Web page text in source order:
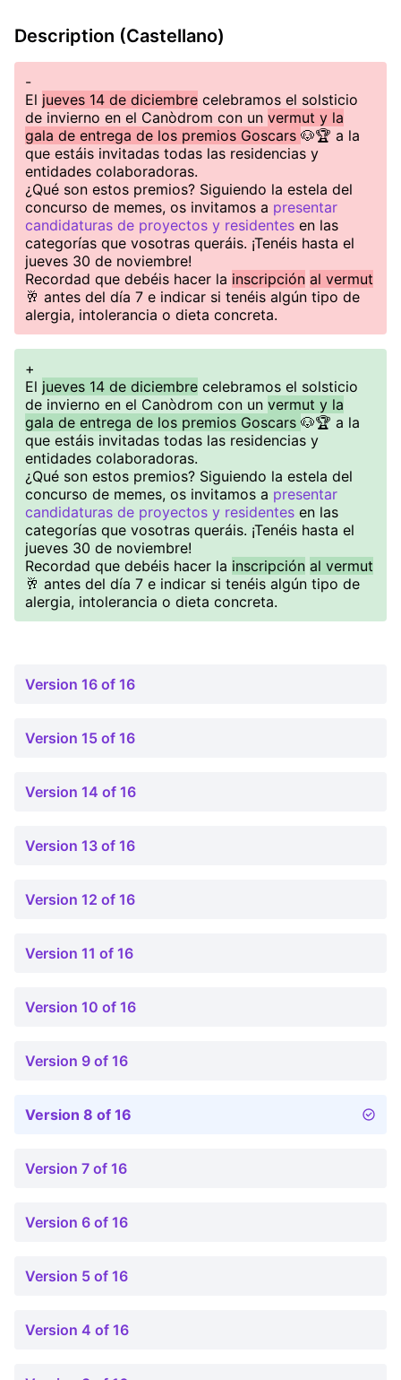
Description (Castellano)
-
El jueves 14 de diciembre celebramos el solsticio
de invierno en el Canòdrom con un vermut y la
gala de entrega de los premios Goscars 🐶🏆 a la
que estáis invitadas todas las residencias y
entidades colaboradoras.
¿Qué son estos premios? Siguiendo la estela del
concurso de memes, os invitamos a presentar
candidaturas de proyectos y residentes en las
categorías que vosotras queráis. ¡Tenéis hasta el
jueves 30 de noviembre!
Recordad que debéis hacer la inscripción al vermut
🥂 antes del día 7 e indicar si tenéis algún tipo de
alergia, intolerancia o dieta concreta.
+
El jueves 14 de diciembre celebramos el solsticio
de invierno en el Canòdrom con un vermut y la
gala de entrega de los premios Goscars 🐶🏆 a la
que estáis invitadas todas las residencias y
entidades colaboradoras.
¿Qué son estos premios? Siguiendo la estela del
concurso de memes, os invitamos a presentar
candidaturas de proyectos y residentes en las
categorías que vosotras queráis. ¡Tenéis hasta el
jueves 30 de noviembre!
Recordad que debéis hacer la inscripción al vermut
🥂 antes del día 7 e indicar si tenéis algún tipo de
alergia, intolerancia o dieta concreta.
Version 16 of 16
Version 15 of 16
Version 14 of 16
Version 13 of 16
Version 12 of 16
Version 11 of 16
Version 10 of 16
Version 9 of 16
Version 8 of 16
Version 7 of 16
Version 6 of 16
Version 5 of 16
Version 4 of 16